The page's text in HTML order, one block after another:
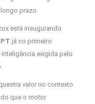
prazo.
está inaugurando
já no primeiro
exigida pelo
valor no contexto
que o motor